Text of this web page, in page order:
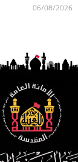
06/08/2026